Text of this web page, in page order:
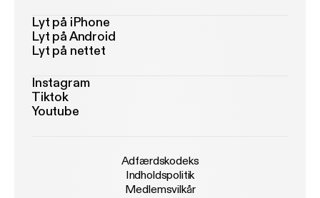
Lyt på iPhone
Lyt på Android
Lyt på nettet
Instagram
Tiktok
Youtube
Adfærdskodeks
Indholdspolitik
Medlemsvilkår